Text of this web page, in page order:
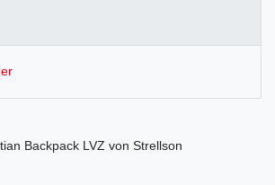
Backpack LVZ von Strellson